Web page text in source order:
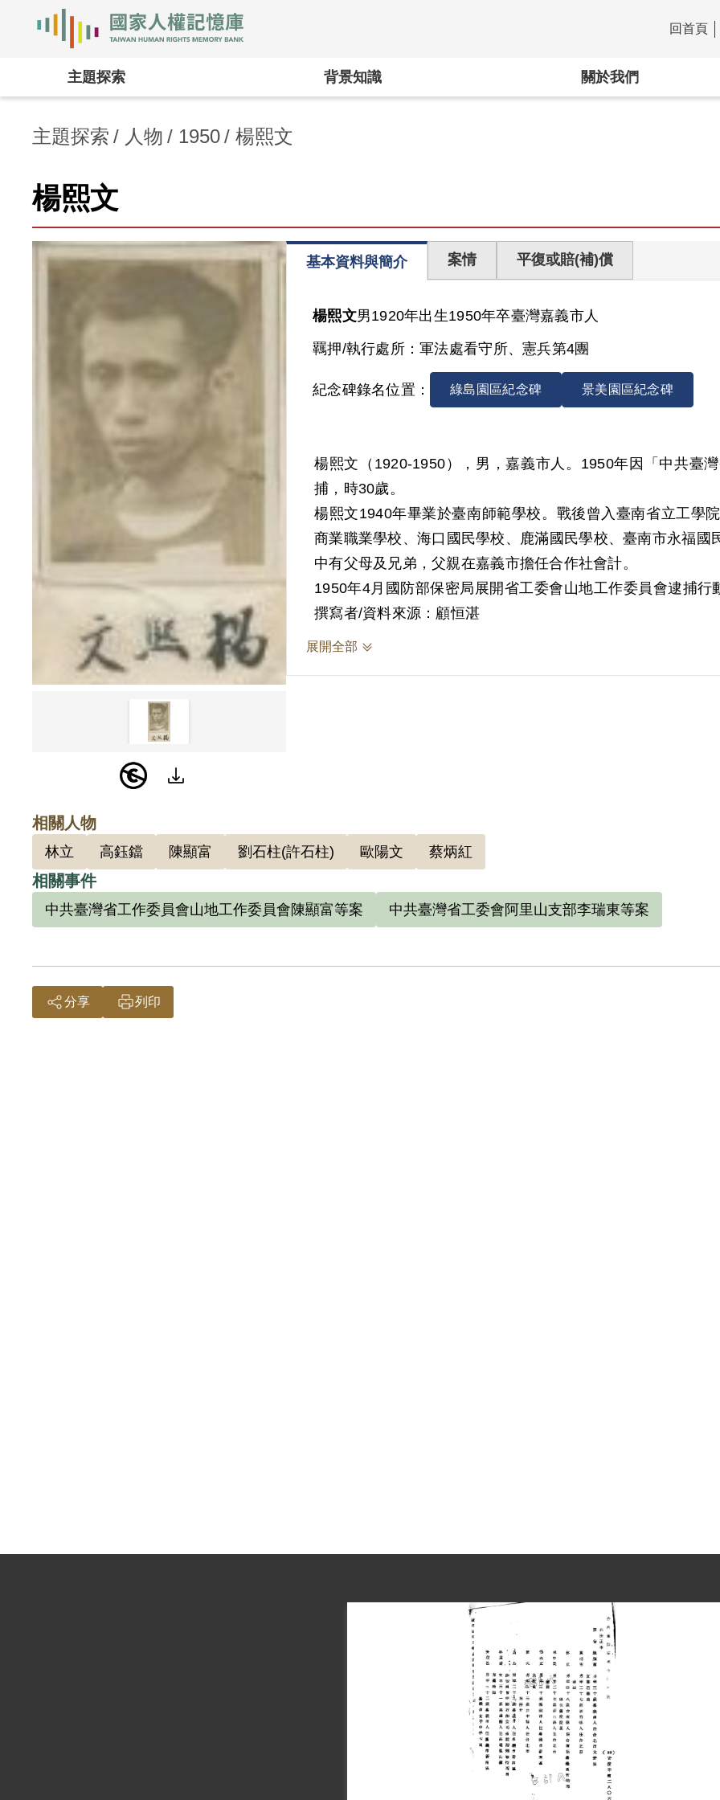
:::
回首頁
主題探索 背景知識 關於我們
主題探索 人物 1950 楊熙文
楊熙文
基本資料與簡介 案情 平復或賠(補)償
楊熙文男1920年出生1950年卒臺灣嘉義市人
羈押/執行處所：軍法處看守所、憲兵第4團
紀念碑錄名位置： 綠島園區紀念碑 景美園區紀念碑
楊熙文（1920-1950），男，嘉義市人。1950年因「中共臺
捕，時30歲。
楊熙文1940年畢業於臺南師範學校。戰後曾入臺南省立工學
商業職業學校、海口國民學校、鹿滿國民學校、臺南市永福
中有父母及兄弟，父親在嘉義市擔任合作社會計。
1950年4月國防部保密局展開省工委會山地工作委員會逮捕
楊熙文則於5月1日被捕，此行動被捕者共有簡吉、陳顯富等
吉繼續偵查其他線索而另案處理外，8月28日保密局將陳顯富
法》第二十八條、五十九條、第一百條第一項，判處無期徒刑
費外全部沒收。11月8日，參謀總長周至柔將此擬判呈送總統
總統蔣介石批示：「如擬」。12月18日終審判決，審判官陳
第二十八條、第一百條第一項，將楊熙文判處死刑，褫奪公權
收。12月19日上午5時楊熙文由憲兵第四團於馬場町刑場執
撰寫者/資料來源：顧恒湛
展開全部
相關人物
林立 高鈺鐺 陳顯富 劉石柱(許石柱) 歐陽文 蔡炳紅
相關事件
中共臺灣省工作委員會山地工作委員會陳顯富等案 中共臺灣省工委會阿里山支部李瑞東等案
分享 列印